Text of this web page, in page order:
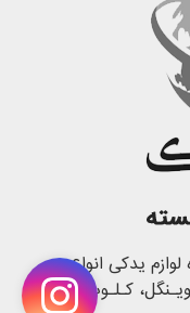
یدکی انواع
کـلـوت